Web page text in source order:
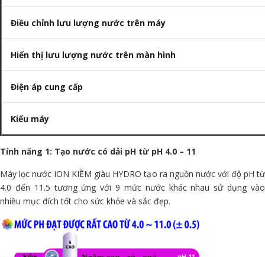
Điều chỉnh lưu lượng nước trên máy
Hiển thị lưu lượng nước trên màn hình
Điện áp cung cấp
Kiểu máy
Tính năng 1: Tạo nước có dải pH từ pH 4.0 – 11
Máy lọc nước ION KIỀM giàu HYDRO tạo ra nguồn nước với độ pH từ
4.0 đến 11.5 tương ứng với 9 mức nước khác nhau sử dụng vào
nhiều mục đích tốt cho sức khỏe và sắc đẹp.